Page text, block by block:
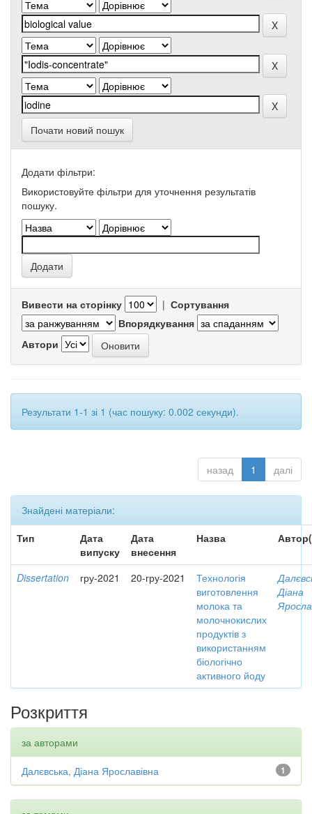
Почати новий пошук
Додати фільтри:
Використовуйте фільтри для уточнення результатів
пошуку.
Вивести на сторінку | Сортування
Впорядкування
Автори
Результати 1-1 зі 1 (час пошуку: 0.002 секунди).
назад 1 далі
Знайдені матеріали:
Тип
Дата
випуску
Дата
внесення
Назва
Dissertation гру-2021 20-гру-2021
Технологія
виготовлення
молока та
молочнокислих
продуктів з
використанням
біологічно
активного йоду
Діана
Розкриття
за авторами
1
Далєвська, Діана Ярославівна